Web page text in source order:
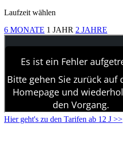
Laufzeit wählen
6 MONATE 1 JAHR 2 JAHRE
Hier geht's zu den Tarifen ab 12 J >>